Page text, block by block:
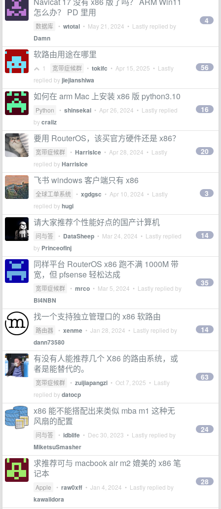
怎么办？ PD 里用
数据库 • wtotal • May 21, 2024 • Lastly replied by
Damn
4
软路由用途在哪里
1 宽带症候群 • tokifc • Apr 15, 2025 • Lastly
replied by jiejianshiwa
56
如何在 arm Mac 上安装 x86 版 python3.10
Python • shinsekai • Apr 26, 2024 • Lastly replied
bycraiiz
16
要用 RouterOS，该买官方硬件还是 x86？
宽带症候群 • HarrisIce • Apr 28, 2024 • Lastly
replied byHarrisIce
20
飞书 windows 客户端只有 x86
全球工单系统 • xgdgsc • Apr 10, 2024 • Lastly
replied byhugi
3
请大家推荐个性能好点的国产计算机
问与答 • DataSheep • Mar 24, 2024 • Lastly replied
by PrinceofInj
14
同样平台 RouterOS x86 跑不满 1000M 带
宽，但 pfsense 轻松达成
宽带症候群 • mrco • Mar 5, 2024 • Lastly replied by
BI4NBN
35
找一个支持独立管理口的 x86 软路由
路由器 • xenme • Jan 28, 2024 • Lastly replied by
dann73580
14
有没有人能推荐几个 X86 的路由系统，或
者是能替代的。
宽带症候群 • zuijiapangzi • Oct 7, 2025 • Lastly
replied bydatocp
63
x86 能不能搭配出来类似 mba m1 这种无
风扇的配置
问与答 • idblife • Dec 30, 2023 • Lastly replied by
MiketsuSmasher
24
求推荐可与 macbook air m2 媲美的 x86 笔
记本
Apple • raw0xff • Jan 4, 2024 • Lastly replied by
kawaiidora
28